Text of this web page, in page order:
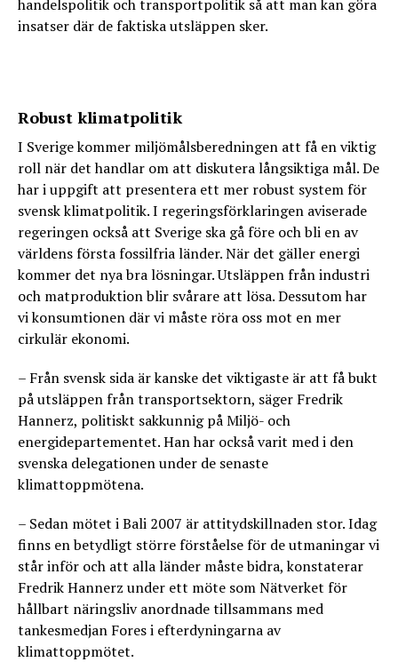
handelspolitik och transportpolitik så att man kan göra
insatser där de faktiska utsläppen sker.
Robust klimatpolitik
I Sverige kommer miljömålsberedningen att få en viktig
roll när det handlar om att diskutera långsiktiga mål. De
har i uppgift att presentera ett mer robust system för
svensk klimatpolitik. I regeringsförklaringen aviserade
regeringen också att Sverige ska gå före och bli en av
världens första fossilfria länder. När det gäller energi
kommer det nya bra lösningar. Utsläppen från industri
och matproduktion blir svårare att lösa. Dessutom har
vi konsumtionen där vi måste röra oss mot en mer
cirkulär ekonomi.
– Från svensk sida är kanske det viktigaste är att få bukt
på utsläppen från transportsektorn, säger Fredrik
Hannerz, politiskt sakkunnig på Miljö- och
energidepartementet. Han har också varit med i den
svenska delegationen under de senaste
klimattoppmötena.
– Sedan mötet i Bali 2007 är attitydskillnaden stor. Idag
finns en betydligt större förståelse för de utmaningar vi
står inför och att alla länder måste bidra, konstaterar
Fredrik Hannerz under ett möte som Nätverket för
hållbart näringsliv anordnade tillsammans med
tankesmedjan Fores i efterdyningarna av
klimattoppmötet.